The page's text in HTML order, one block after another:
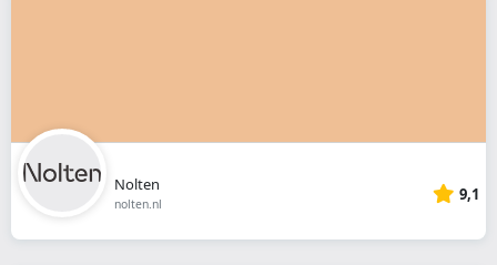
Nolten
nolten.nl 9,1